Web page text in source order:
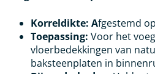
Korreldikte: Afgestemd
Toepassing: Voor het
vloerbedekkingen van
baksteenplaten in